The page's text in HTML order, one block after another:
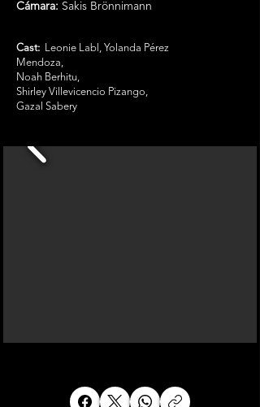
Cámara: Sakis Brönnimann
Cast:
Leonie Labl, Yolanda Pérez
Mendoza,
Noah Berhitu,
Shirley Villevicencio Pizango,
Gazal Sabery